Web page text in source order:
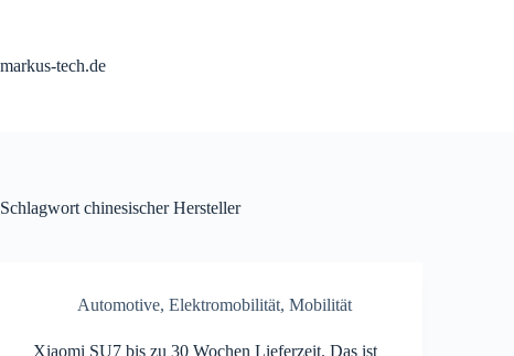
markus-tech.de
Schlagwort chinesischer Hersteller
Automotive, Elektromobilität, Mobilität
Xiaomi SU7 bis zu 30 Wochen Lieferzeit. Das ist